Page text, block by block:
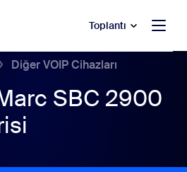
Toplantı
Diğer VOIP Cihazları
SBC 2900